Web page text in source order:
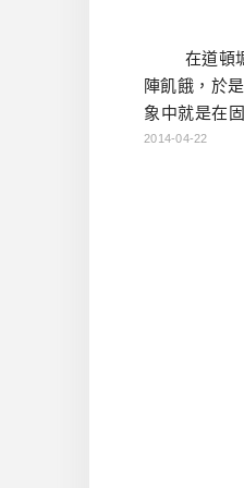
在道頓堀
陣飢餓，於
象中就是在
性亂逛起來
2014-04-22